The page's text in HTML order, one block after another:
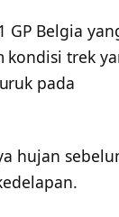
GP Belgia
kondisi trek
pada
hujan